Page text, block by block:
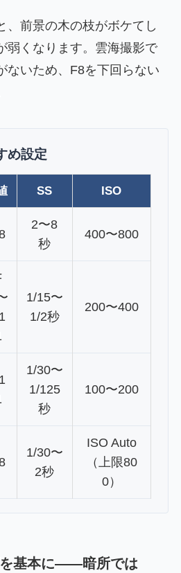
、前景の木の枝がボケてし
弱くなります。雲海撮影で
ないため、F8を下回らない
め設定
SS ISO
2〜8
秒
400〜800
1/15〜
1/2秒
200〜400
1/30〜
1/125
秒
100〜200
1/30〜
2秒
ISO Auto
（上限80
0）
基本に——暗所では